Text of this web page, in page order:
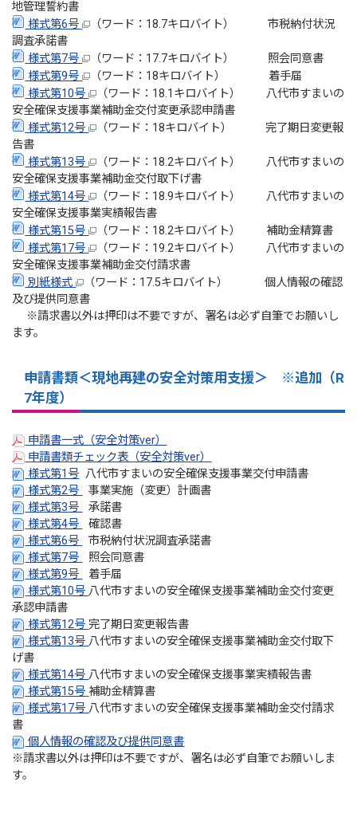
地管理誓約書
様式第6号
（ワード：18.7キロバイト） 市税納付状況
調査承諾書
様式第7号
（ワード：17.7キロバイト） 照会同意書
様式第9号
（ワード：18キロバイト） 着手届
様式第10号
（ワード：18.1キロバイト） 八代市すまいの
安全確保支援事業補助金交付変更承認申請書
様式第12号
（ワード：18キロバイト） 完了期日変更報
告書
様式第13号
（ワード：18.2キロバイト） 八代市すまいの
安全確保支援事業補助金交付取下げ書
様式第14号
（ワード：18.9キロバイト） 八代市すまいの
安全確保支援事業実績報告書
様式第15号
（ワード：18.2キロバイト） 補助金精算書
様式第17号
（ワード：19.2キロバイト） 八代市すまいの
安全確保支援事業補助金交付請求書
別紙様式
（ワード：17.5キロバイト） 個人情報の確認
及び提供同意書
※請求書以外は押印は不要ですが、署名は必ず自筆でお願いし
ます。
申請書類＜現地再建の安全対策用支援＞ ※追加（R
7年度）
申請書一式（安全対策ver）
申請書類チェック表（安全対策ver）
様式第1号 八代市すまいの安全確保支援事業交付申請書
様式第2号
事業実施（変更）計画書
様式第3号
承諾書
様式第4号
確認書
様式第6号
市税納付状況調査承諾書
様式第7号
照会同意書
様式第9号
着手届
様式第10号 八代市すまいの安全確保支援事業補助金交付変更
承認申請書
様式第12号完了期日変更報告書
様式第13号 八代市すまいの安全確保支援事業補助金交付取下
げ書
様式第14号 八代市すまいの安全確保支援事業実績報告書
様式第15号 補助金精算書
様式第17号 八代市すまいの安全確保支援事業補助金交付請求
書
個人情報の確認及び提供同意書
※請求書以外は押印は不要ですが、署名は必ず自筆でお願いしま
す。